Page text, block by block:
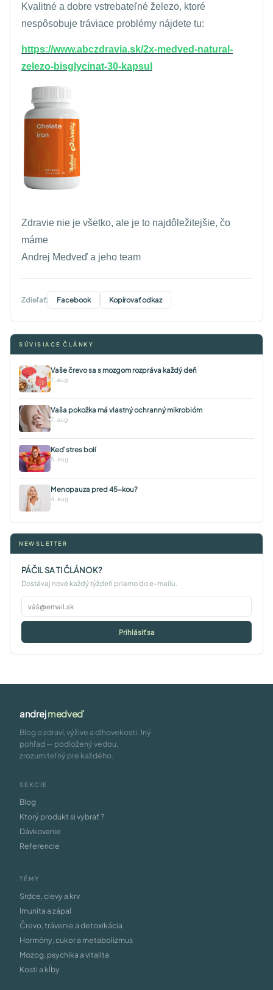
Kvalitné a dobre vstrebateľné železo, ktoré
nespôsobuje tráviace problémy nájdete tu:
https://www.abczdravia.sk/2x-medved-natural-
zelezo-bisglycinat-30-kapsul
Zdravie nie je všetko, ale je to najdôležitejšie, čo
máme
Andrej Medveď a jeho team
Zdieľať: Facebook Kopírovať odkaz
SÚVISIACE ČLÁNKY
Vaše črevo sa s mozgom rozpráva každý deň
7. aug
Vaša pokožka má vlastný ochranný mikrobióm
7. aug
Keď stres bolí
5. aug
Menopauza pred 45-kou?
4. aug
NEWSLETTER
PÁČIL SA TI ČLÁNOK?
Dostávaj nové každý týždeň priamo do e-mailu.
Prihlásiť sa
andrejmedveď
Blog o zdraví, výžive a dlhovekosti. Iný
pohľad — podložený vedou,
zrozumiteľný pre každého.
SEKCIE
Blog
Ktorý produkt si vybrať ?
Dávkovanie
Referencie
TÉMY
Srdce, cievy a krv
Imunita a zápal
Črevo, trávenie a detoxikácia
Hormóny, cukor a metabolizmus
Mozog, psychika a vitalita
Kosti a kĺby